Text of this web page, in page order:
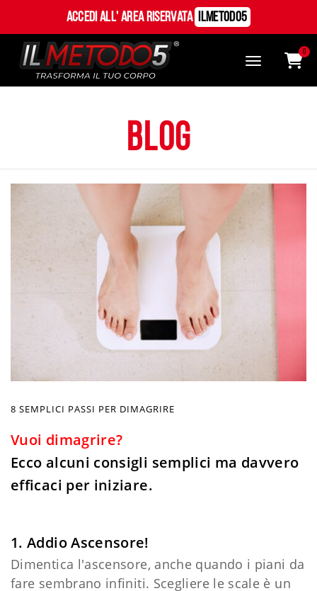
Accedi all' Area Riservata ILMetodo5
0
Blog
8 SEMPLICI PASSI PER DIMAGRIRE
Vuoi dimagrire?
Ecco alcuni consigli semplici ma davvero
efficaci per iniziare.
1. Addio Ascensore!
Dimentica l'ascensore, anche quando i piani da
fare sembrano infiniti. Scegliere le scale è un